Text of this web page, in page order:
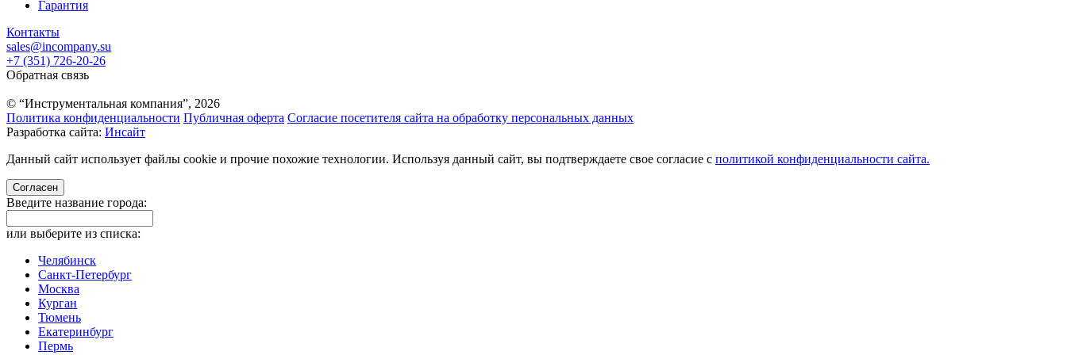
Гарантия
Контакты
sales@incompany.su
+7 (351) 726-20-26
Обратная связь
© “Инструментальная компания”, 2026
Политика конфиденциальности Публичная оферта Согласие посетителя сайта на обработку персональных данных
Разработка сайта: Инсайт
Данный сайт использует файлы cookie и прочие похожие технологии. Используя данный сайт, вы подтверждаете свое согласие с политикой конфиденциальности сайта.
Согласен
Введите название города:
или выберите из списка:
Челябинск
Санкт-Петербург
Москва
Курган
Тюмень
Екатеринбург
Пермь